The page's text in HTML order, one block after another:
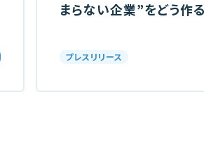
まらない企業”をどう作
プレスリリース